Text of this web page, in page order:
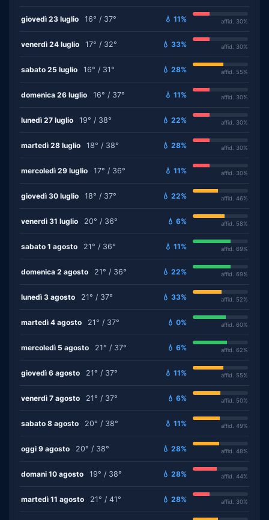
giovedì 23 luglio 16° / 37° 💧 11% affid. 30%
venerdì 24 luglio 17° / 32° 💧 33% affid. 30%
sabato 25 luglio 16° / 31° 💧 28% affid. 55%
domenica 26 luglio 16° / 37° 💧 11% affid. 30%
lunedì 27 luglio 19° / 38° 💧 22% affid. 30%
martedì 28 luglio 18° / 38° 💧 28% affid. 30%
mercoledì 29 luglio 17° / 36° 💧 11% affid. 30%
giovedì 30 luglio 18° / 37° 💧 22% affid. 46%
venerdì 31 luglio 20° / 36° 💧 6% affid. 58%
sabato 1 agosto 21° / 36° 💧 11% affid. 69%
domenica 2 agosto 21° / 36° 💧 22% affid. 69%
lunedì 3 agosto 21° / 37° 💧 33% affid. 52%
martedì 4 agosto 21° / 37° 💧 0% affid. 60%
mercoledì 5 agosto 21° / 37° 💧 6% affid. 62%
giovedì 6 agosto 21° / 37° 💧 11% affid. 55%
venerdì 7 agosto 21° / 37° 💧 6% affid. 50%
sabato 8 agosto 20° / 38° 💧 11% affid. 49%
oggi 9 agosto 20° / 38° 💧 28% affid. 48%
domani 10 agosto 19° / 38° 💧 28% affid. 44%
martedì 11 agosto 21° / 41° 💧 28% affid. 30%